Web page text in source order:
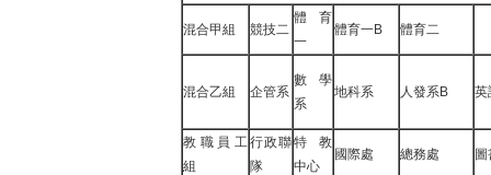
混合甲組 競技二
體育
一
體育一B 體育二
混合乙組 企管系
數學
系
地科系 人發系B 英
教職員工
組
行政聯
隊
特教
中心
國際處 總務處